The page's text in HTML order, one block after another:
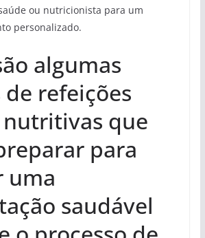
ou nutricionista para um
personalizado.
algumas
de refeições
nutritivas que
para
uma
saudável